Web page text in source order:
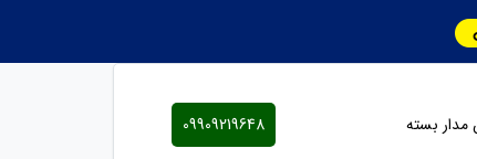
مدار بسته 09909219648